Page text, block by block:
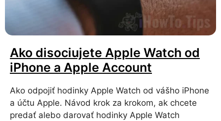
Ako disociujete Apple Watch od
iPhone a Apple Account
Ako odpojiť hodinky Apple Watch od vášho iPhone
a účtu Apple. Návod krok za krokom, ak chcete
predať alebo darovať hodinky Apple Watch